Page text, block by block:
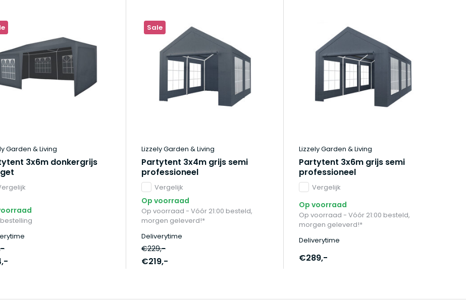
Garden & Living
3x6m donkergrijs
Sale
Lizzely Garden & Living
Partytent 3x4m grijs semi
professioneel
Vergelijk
Op voorraad
Op voorraad - Vóór 21:00 besteld,
morgen geleverd!*
Deliverytime
€229,-
€219,-
Lizzely Garden & Living
Partytent 3x6m grijs semi
professioneel
Vergelijk
Op voorraad
Op voorraad - Vóór 21:00 besteld,
morgen geleverd!*
Deliverytime
€289,-